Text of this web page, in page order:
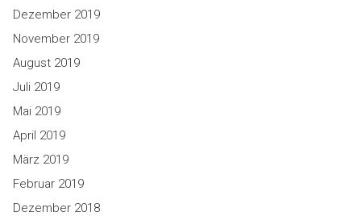
Dezember 2019
November 2019
August 2019
Juli 2019
Mai 2019
April 2019
März 2019
Februar 2019
Dezember 2018